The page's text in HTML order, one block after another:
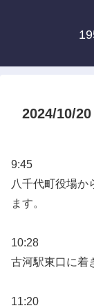
2024/10/
9:45
八千代町役場か
ます。
10:28
古河駅東口に着
11:20